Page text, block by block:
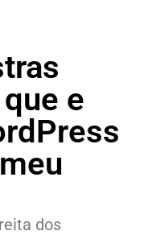
e
dos